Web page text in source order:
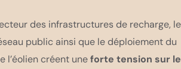
des infrastructures de recharge, le
public ainsi que le déploiement du
l’éolien créent uneforte tension sur le